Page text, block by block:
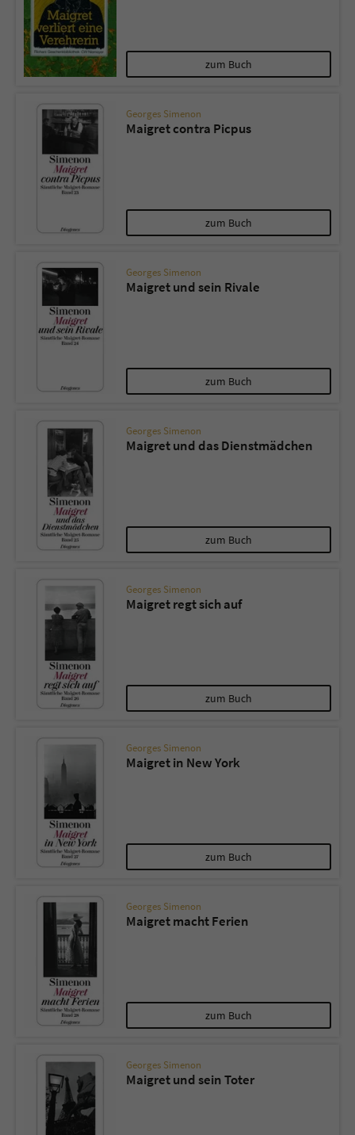
zum Buch
Georges Simenon
Maigret contra Picpus
zum Buch
Georges Simenon
Maigret und sein Rivale
zum Buch
Georges Simenon
Maigret und das Dienstmädchen
zum Buch
Georges Simenon
Maigret regt sich auf
zum Buch
Georges Simenon
Maigret in New York
zum Buch
Georges Simenon
Maigret macht Ferien
zum Buch
Georges Simenon
Maigret und sein Toter